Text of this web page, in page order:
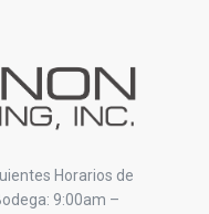
Horarios de
9:00am –